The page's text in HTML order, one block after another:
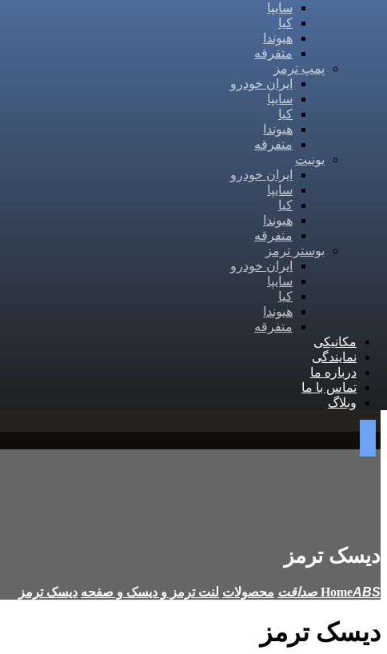
سایپا
کیا
هیوندا
متفرقه
پمپ ترمز
ایران خودرو
سایپا
کیا
هیوندا
متفرقه
یونیت
ایران خودرو
سایپا
کیا
هیوندا
متفرقه
بوستر ترمز
ایران خودرو
سایپا
کیا
هیوندا
متفرقه
مکانیکی
نمایندگی
درباره ما
تماس با ما
وبلاگ
دیسک ترمز
Home محصولات لنت ترمز و دیسک و صفحه دیسک ترمز
دیسک ترمز